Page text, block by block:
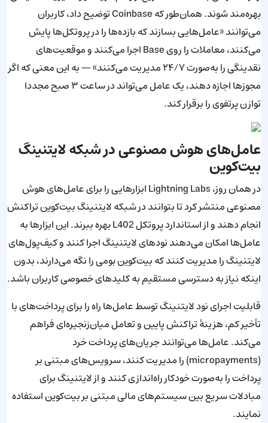
بهره‌مند شوند. همان‌طور که Coinbase توضیح داد، کاربران
می‌توانند «عامل‌هایی بسازند که بازده‌ها را در پروتکل‌ها پایش
می‌کنند، معاملات را روی Base اجرا می‌کنند و موقعیت‌های
نقدینگی را به‌صورت ۲۴/۷ مدیریت می‌کنند» — به این معنی که اگر
مجوزها اجازه دهند، یک عامل می‌تواند در ساعت ۳ صبح مجددا
توازن پرتفوی را برقرار کند.
عامل‌های هوش مصنوعی در شبکه لایتنینگ
بیت‌کوین
در همان روز، Lightning Labs ابزارهایی را برای عامل‌های هوش
مصنوعی منتشر کرد تا بتوانند در شبکه لایتنینگ بیت‌کوین تراکنش
انجام دهند و از استاندارد پروتکل L402 بهره ببرند. این ابزارها به
عامل‌ها امکان می‌دهند نودهای لایتنینگ اجرا کنند و کیف‌پول‌های
لایتنینگ را مدیریت کنند که بیت‌کوین بومی را نگه می‌دارند، بدون
اینکه نیاز به دسترسی مستقیم به کلیدهای خصوصی کاربران باشد.
قابلیت اجرای نود لایتنینگ توسط عامل‌ها راه را برای پرداخت‌های با
تأخیر کم، هزینهٔ تراکنش پایین و تعامل میان‌زنجیره‌ای فراهم
می‌کند. عامل‌ها می‌توانند جریان‌های پرداخت خرد
(micropayments) را مدیریت کنند، سرویس‌های مبتنی بر
پرداخت را به‌صورت خودکار راه‌اندازی کنند و از لایتنینگ برای
مبادلات سریع بین سیستم‌های مالی مبتنی بر بیت‌کوین استفاده
نمایند.